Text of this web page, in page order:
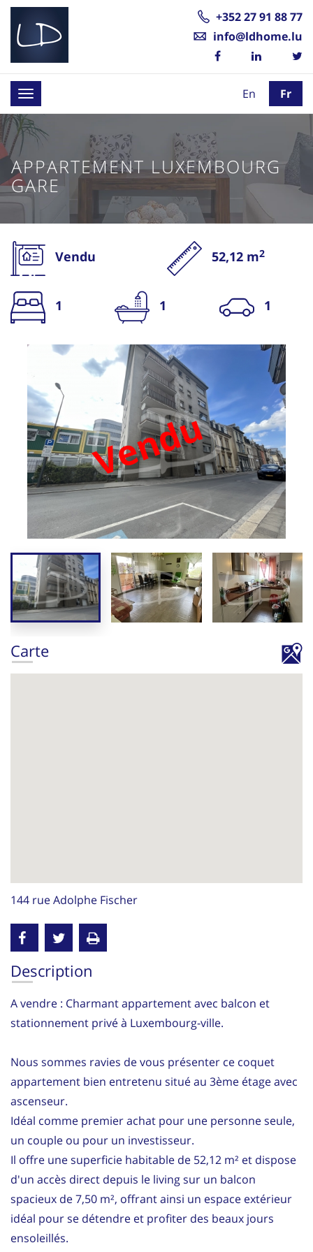
+352 27 91 88 77
info@ldhome.lu
Toggle
navigation
En Fr
APPARTEMENT LUXEMBOURG
GARE
Vendu 52,12 m2
1 1 1
Vendu
Carte
144 rue Adolphe Fischer
Description
A vendre : Charmant appartement avec balcon et
stationnement privé à Luxembourg-ville.
Nous sommes ravies de vous présenter ce coquet
appartement bien entretenu situé au 3ème étage avec
ascenseur.
Idéal comme premier achat pour une personne seule,
un couple ou pour un investisseur.
Il offre une superficie habitable de 52,12 m² et dispose
d'un accès direct depuis le living sur un balcon
spacieux de 7,50 m², offrant ainsi un espace extérieur
idéal pour se détendre et profiter des beaux jours
ensoleillés.